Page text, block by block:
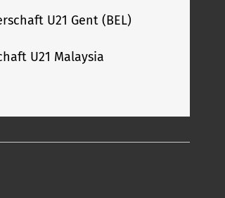
U21 Gent (BEL)
U21 Malaysia